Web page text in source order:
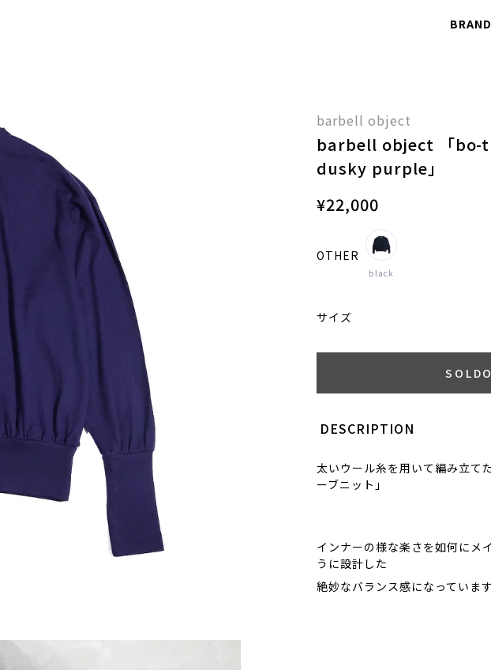
BRAND
barbell object
barbell object 「
dusky purple」
¥22,000
OTHER
black
サイズ
DESCRIPTION
太いウール糸を用いて編み立て
ーブニット」
インナーの様な楽さを如何にメ
うに設計した
絶妙なバランス感になっています